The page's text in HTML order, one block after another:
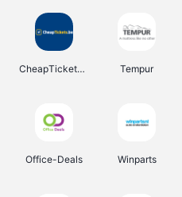
CheapTickets.be Tempur
Office-Deals Winparts